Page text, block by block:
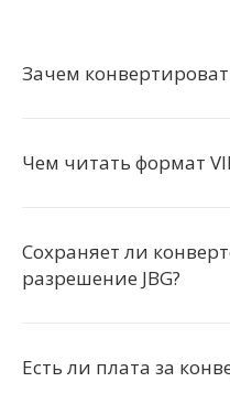
Зачем
Чем читать формат
Сохраняет ли
разрешение JBG?
Есть ли плата за